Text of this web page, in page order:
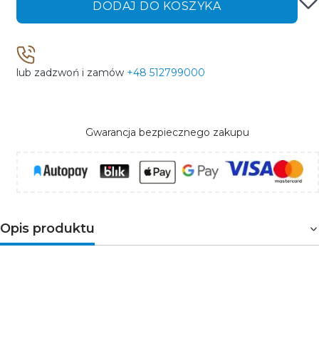
DODAJ DO KOSZYKA
lub zadzwoń i zamów +48 512799000
Gwarancja bezpiecznego zakupu
Opis produktu